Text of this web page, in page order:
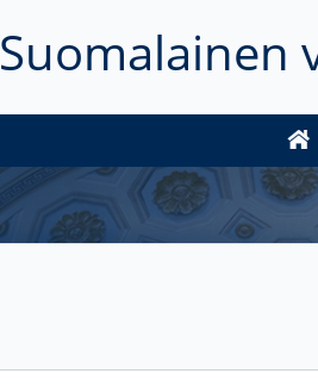
Suomalainen